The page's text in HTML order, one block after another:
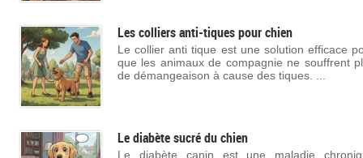
Les colliers anti-tiques pour chien
Le collier anti tique est une solution efficace
que les animaux de compagnie ne souffrent
de démangeaison à cause des tiques. ...
Le diabète sucré du chien
Le diabète canin est une maladie